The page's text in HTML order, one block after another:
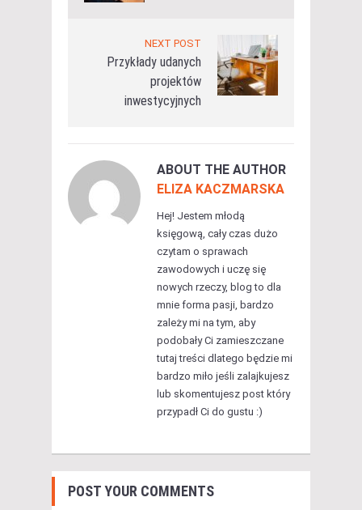
NEXT POST
Przykłady udanych
projektów
inwestycyjnych
ABOUT THE AUTHOR
ELIZA KACZMARSKA
Hej! Jestem młodą
księgową, cały czas dużo
czytam o sprawach
zawodowych i uczę się
nowych rzeczy, blog to dla
mnie forma pasji, bardzo
zależy mi na tym, aby
podobały Ci zamieszczane
tutaj treści dlatego będzie mi
bardzo miło jeśli zalajkujesz
lub skomentujesz post który
przypadł Ci do gustu :)
POST YOUR COMMENTS